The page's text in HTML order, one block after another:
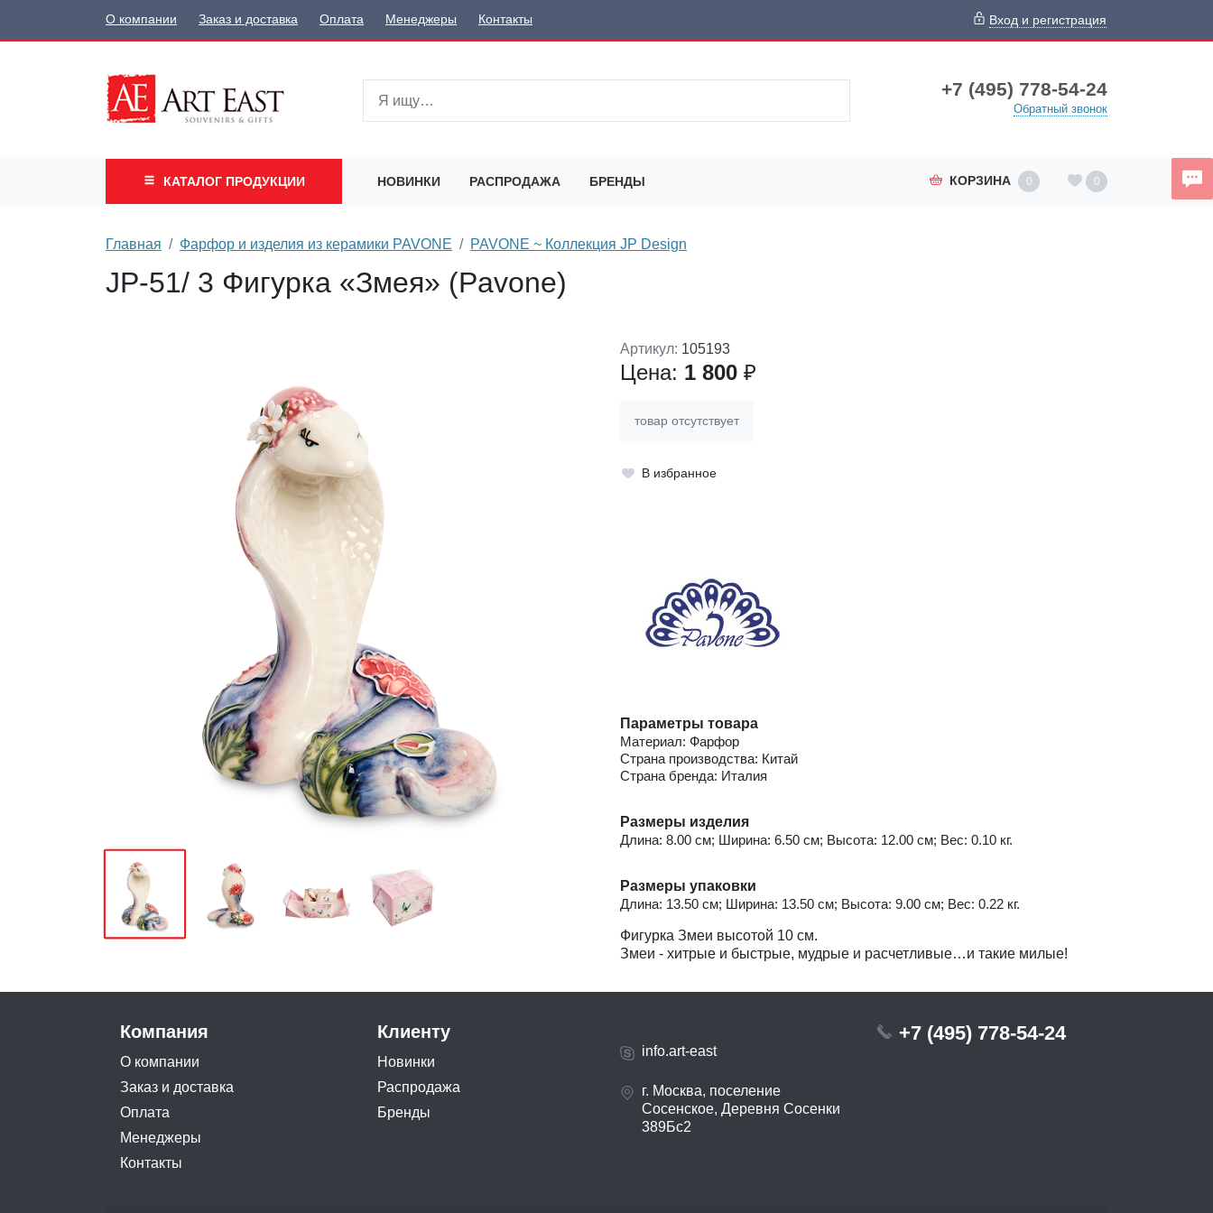
О компании Заказ и доставка Оплата Менеджеры Контакты Вход и регистрация
+7 (495) 778-54-24
Обратный звонок
КАТАЛОГ ПРОДУКЦИИ НОВИНКИ РАСПРОДАЖА БРЕНДЫ КОРЗИНА 0 0
Главная Фарфор и изделия из керамики PAVONE PAVONE ~ Коллекция JP Design
JP-51/ 3 Фигурка «Змея» (Pavone)
Артикул: 105193
Цена: 1 800 ₽
товар отсутствует
В избранное
Параметры товара
Материал: Фарфор
Страна производства: Китай
Страна бренда: Италия
Размеры изделия
Длина: 8.00 см; Ширина: 6.50 см; Высота: 12.00 см; Вес: 0.10 кг.
Размеры упаковки
Длина: 13.50 см; Ширина: 13.50 см; Высота: 9.00 см; Вес: 0.22 кг.
Фигурка Змеи высотой 10 см.
Змеи - хитрые и быстрые, мудрые и расчетливые…и такие милые!
Компания
О компании
Заказ и доставка
Оплата
Менеджеры
Контакты
Клиенту
Новинки
Распродажа
Бренды
info.art-east
г. Москва, поселение
Сосенское, Деревня Сосенки
389Бс2
+7 (495) 778-54-24